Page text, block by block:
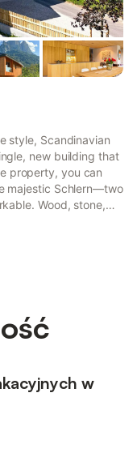
style, Scandinavian
new building that
property, you can
majestic Schlern—two
Wood, stone,
are
w